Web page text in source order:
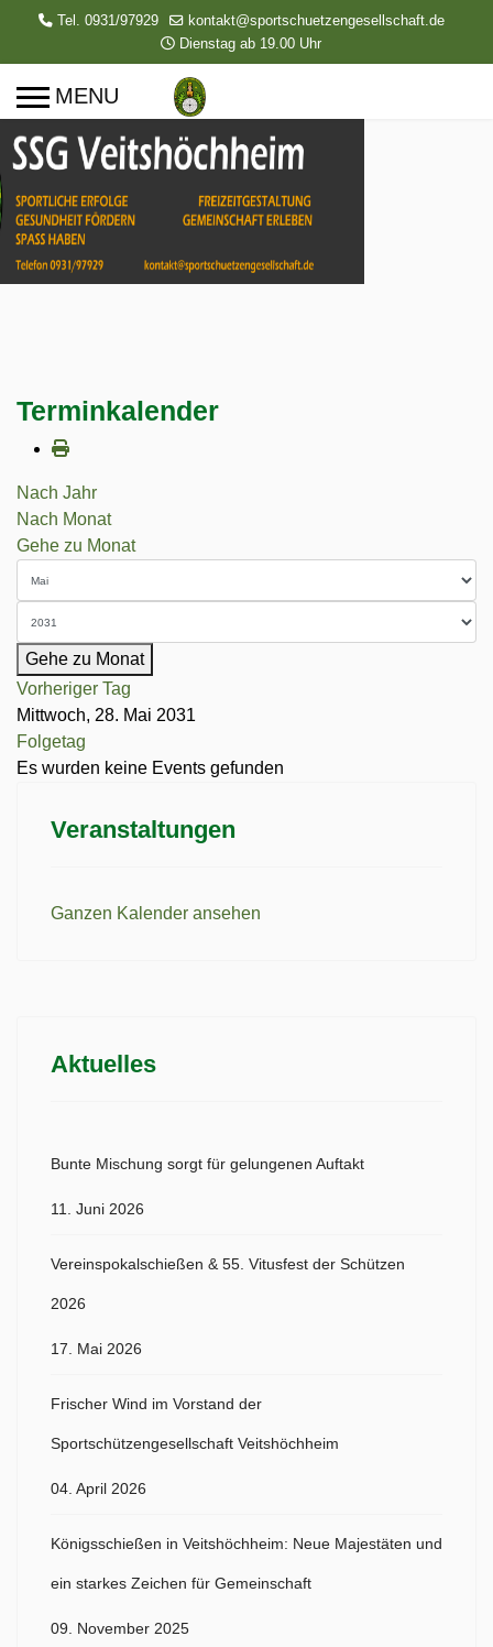
Tel. 0931/97929
kontakt@sportschuetzengesellschaft.de
Dienstag ab 19.00 Uhr
Terminkalender
Nach Jahr
Nach Monat
Gehe zu Monat
Gehe zu Monat
Vorheriger Tag
Mittwoch, 28. Mai 2031
Folgetag
Es wurden keine Events gefunden
Veranstaltungen
Ganzen Kalender ansehen
Aktuelles
Bunte Mischung sorgt für gelungenen Auftakt
11. Juni 2026
Vereinspokalschießen & 55. Vitusfest der Schützen
2026
17. Mai 2026
Frischer Wind im Vorstand der
Sportschützengesellschaft Veitshöchheim
04. April 2026
Königsschießen in Veitshöchheim: Neue Majestäten und
ein starkes Zeichen für Gemeinschaft
09. November 2025